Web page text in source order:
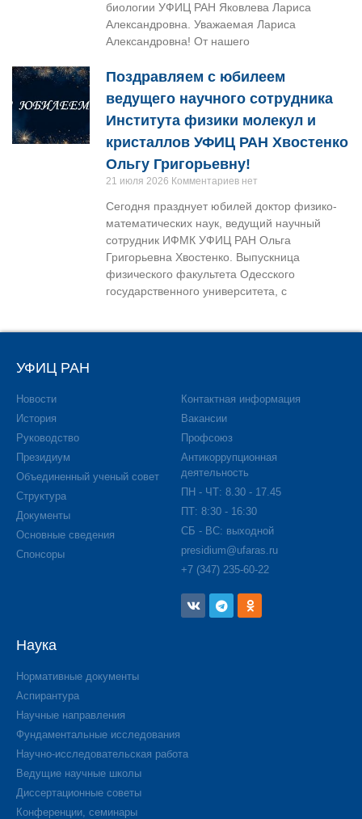
биологии УФИЦ РАН Яковлева Лариса
Александровна. Уважаемая Лариса
Александровна! От нашего
Поздравляем с юбилеем
ведущего научного сотрудника
Института физики молекул и
кристаллов УФИЦ РАН Хвостенко
Ольгу Григорьевну!
21 июля 2026 Комментариев нет
Сегодня празднует юбилей доктор физико-
математических наук, ведущий научный
сотрудник ИФМК УФИЦ РАН Ольга
Григорьевна Хвостенко. Выпускница
физического факультета Одесского
государственного университета, с
УФИЦ РАН
Новости
История
Руководство
Президиум
Объединенный ученый совет
Структура
Документы
Основные сведения
Спонсоры
Контактная информация
Вакансии
Профсоюз
Антикоррупционная
деятельность
ПН - ЧТ: 8.30 - 17.45
ПТ: 8:30 - 16:30
СБ - ВС: выходной
presidium@ufaras.ru
+7 (347) 235-60-22
Наука
Нормативные документы
Аспирантура
Научные направления
Фундаментальные исследования
Научно-исследовательская работа
Ведущие научные школы
Диссертационные советы
Конференции, семинары